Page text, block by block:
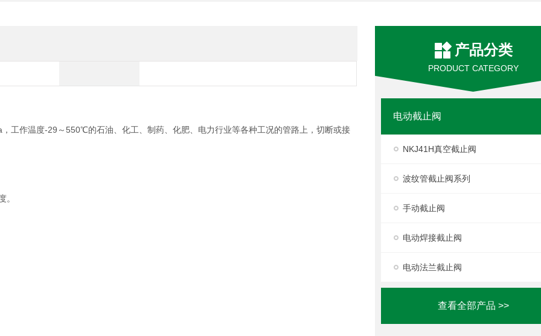
产品分类
PRODUCT CATEGORY
电动截止阀
NKJ41H真空截止阀
波纹管截止阀系列
手动截止阀
电动焊接截止阀
电动法兰截止阀
查看全部产品 >>
，工作温度-29 ～ 550℃的石油、化工、制药、化肥、电力行业等各种工况的管路上，切断或接
。